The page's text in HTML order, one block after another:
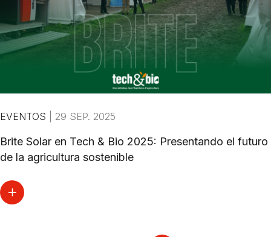
EVENTOS 29 SEP. 2025
Brite Solar en Tech & Bio 2025: Presentando el futuro
de la agricultura sostenible